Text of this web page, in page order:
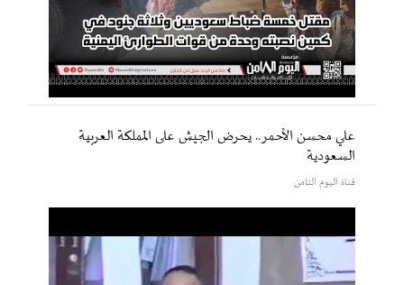
علي محسن الأحمر.. يحرض الجيش على المملكة العربية
السعودية
قناة اليوم الثامن